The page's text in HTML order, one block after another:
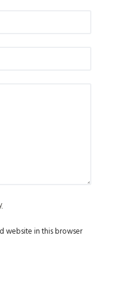
website in this browser